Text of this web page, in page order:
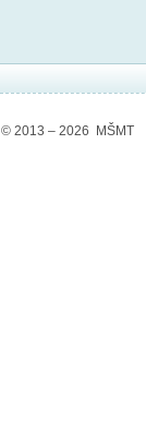
© 2013 – 2026 MŠMT